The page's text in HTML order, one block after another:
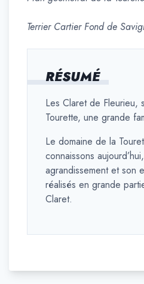
RÉSUMÉ
Les Claret de Fleurieu,
Tourette, une grande
Le domaine de la
connaissons
agrandissement et son
réalisés en grande
Claret.
Terrier Cartier Fond de